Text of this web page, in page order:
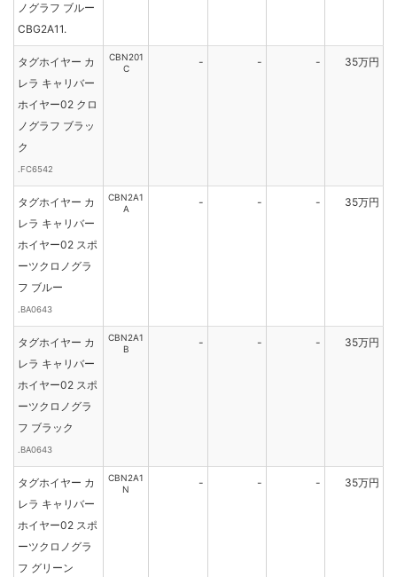
ノグラフ ブルー
CBG2A11.
タグホイヤー カ
レラ キャリバー
ホイヤー02 クロ
ノグラフ ブラッ
ク
.FC6542
CBN201
C
- - - 35万円
タグホイヤー カ
レラ キャリバー
ホイヤー02 スポ
ーツクロノグラ
フ ブルー
.BA0643
CBN2A1
A
- - - 35万円
タグホイヤー カ
レラ キャリバー
ホイヤー02 スポ
ーツクロノグラ
フ ブラック
.BA0643
CBN2A1
B
- - - 35万円
タグホイヤー カ
レラ キャリバー
ホイヤー02 スポ
ーツクロノグラ
フ グリーン
CBN2A1
N
- - - 35万円